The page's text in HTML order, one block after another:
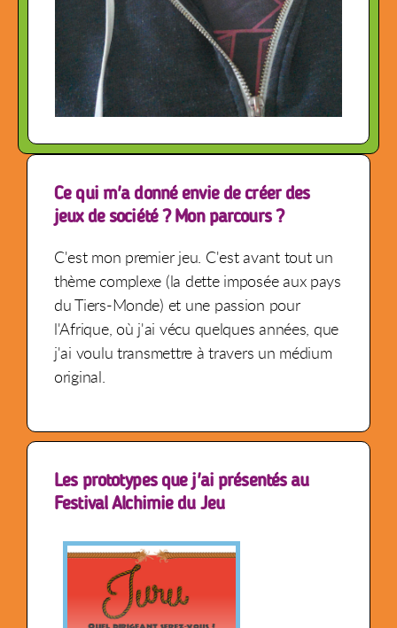
Ce qui m'a donné envie de créer des
jeux de société ? Mon parcours ?
C'est mon premier jeu. C'est avant tout un
thème complexe (la dette imposée aux pays
du Tiers-Monde) et une passion pour
l'Afrique, où j'ai vécu quelques années, que
j'ai voulu transmettre à travers un médium
original.
Les prototypes que j'ai présentés au
Festival Alchimie du Jeu